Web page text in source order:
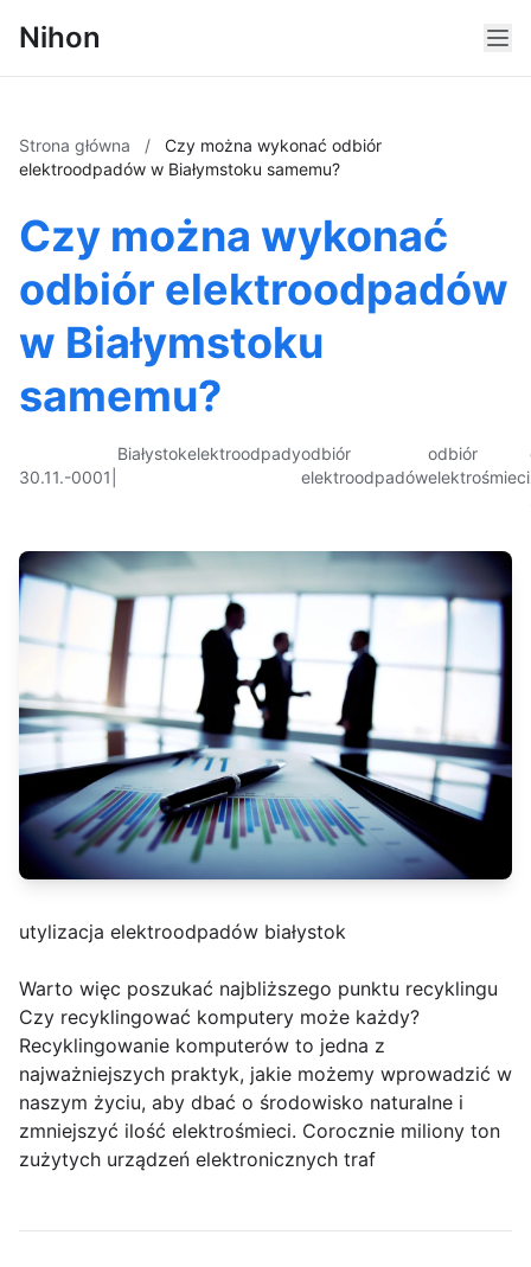
Nihon
Strona główna /
Czy można wykonać odbiór
elektroodpadów w Białymstoku samemu?
Czy można wykonać
odbiór elektroodpadów
w Białymstoku
samemu?
30.11.-0001
Białystokelektroodpadyodbiór
elektroodpadów
odbiór
elektrośmieci
utylizacja elektroodpadów białystok
Warto więc poszukać najbliższego punktu recyklingu
Czy recyklingować komputery może każdy?
Recyklingowanie komputerów to jedna z
najważniejszych praktyk, jakie możemy wprowadzić w
naszym życiu, aby dbać o środowisko naturalne i
zmniejszyć ilość elektrośmieci. Corocznie miliony ton
zużytych urządzeń elektronicznych traf